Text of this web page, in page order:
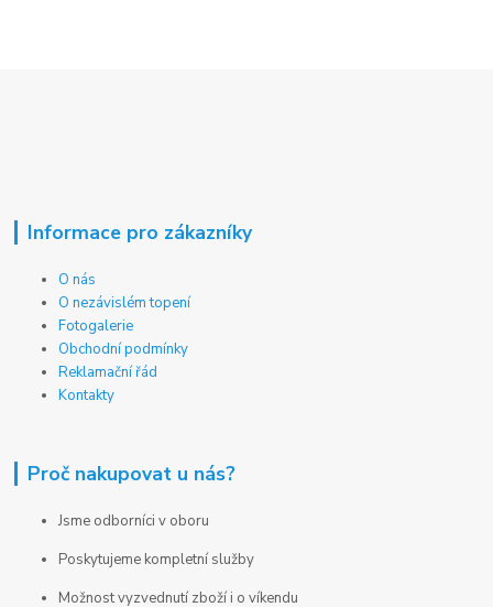
Informace pro zákazníky
O nás
O nezávislém topení
Fotogalerie
Obchodní podmínky
Reklamační řád
Kontakty
Proč nakupovat u nás?
Jsme odborníci v oboru
Poskytujeme kompletní služby
Možnost vyzvednutí zboží i o víkendu